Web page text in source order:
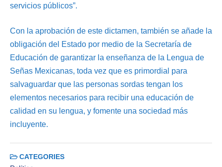
servicios públicos”.
Con la aprobación de este dictamen, también se añade la
obligación del Estado por medio de la Secretaría de
Educación de garantizar la enseñanza de la Lengua de
Señas Mexicanas, toda vez que es primordial para
salvaguardar que las personas sordas tengan los
elementos necesarios para recibir una educación de
calidad en su lengua, y fomente una sociedad más
incluyente.
CATEGORIES